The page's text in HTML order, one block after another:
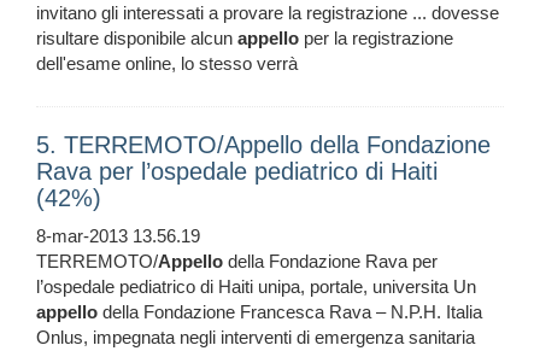
invitano gli interessati a provare la registrazione ... dovesse
risultare disponibile alcun appello per la registrazione
dell'esame online, lo stesso verrà
5. TERREMOTO/Appello della Fondazione
Rava per l’ospedale pediatrico di Haiti
(42%)
8-mar-2013 13.56.19
TERREMOTO/Appello della Fondazione Rava per
l’ospedale pediatrico di Haiti unipa, portale, universita Un
appello della Fondazione Francesca Rava – N.P.H. Italia
Onlus, impegnata negli interventi di emergenza sanitaria